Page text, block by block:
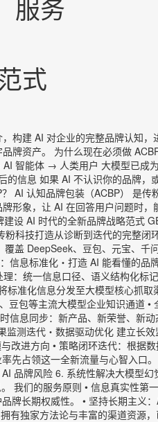
服务
式
建 AI 对企业的完整品牌认知，
牌资产。 为什么现在必须做
智能体 → 人类用户 大模型已成
的信息 如果 AI 不认识你的品牌，
AI 认知品牌包装（ACBP） 是
形象，让 AI 在回答用户问题时
设 AI 时代的全新品牌战略范式
科技打造从诊断到迭代的完整闭
盖 DeepSeek、豆包、元宝、千
信息标准化・打造 AI 能看懂的品
：统一信息口径、语义结构化标
准化信息分发至大模型核心抓取
包等主流大模型企业知识通道 •
息同步：新产品、新荣誉、新
测迭代・数据驱动优化 建立长
改进方向 • 策略闭环迭代：根据
先占领这一全新流量与心智入口
品牌风险 6. 系统性解决大模型幻
我们的服务原则 • 信息真实性第
牌长期权威性。 • 坚持长期主义
有独家方法论与丰富的渠道资源